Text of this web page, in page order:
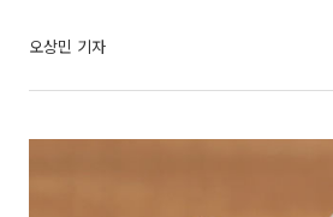
오상민 기자